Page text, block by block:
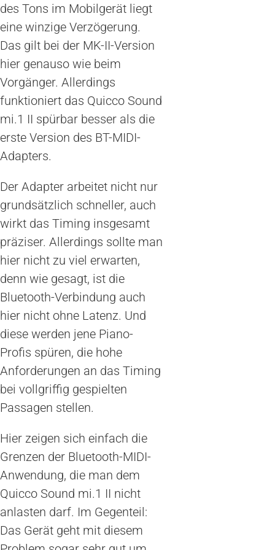
des Tons im Mobilgerät liegt
eine winzige Verzögerung.
Das gilt bei der MK-II-Version
hier genauso wie beim
Vorgänger. Allerdings
funktioniert das Quicco Sound
mi.1 II spürbar besser als die
erste Version des BT-MIDI-
Adapters.
Der Adapter arbeitet nicht nur
grundsätzlich schneller, auch
wirkt das Timing insgesamt
präziser. Allerdings sollte man
hier nicht zu viel erwarten,
denn wie gesagt, ist die
Bluetooth-Verbindung auch
hier nicht ohne Latenz. Und
diese werden jene Piano-
Profis spüren, die hohe
Anforderungen an das Timing
bei vollgriffig gespielten
Passagen stellen.
Hier zeigen sich einfach die
Grenzen der Bluetooth-MIDI-
Anwendung, die man dem
Quicco Sound mi.1 II nicht
anlasten darf. Im Gegenteil:
Das Gerät geht mit diesem